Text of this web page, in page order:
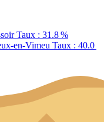
Taux : 31.8 %
en-Vimeu Taux : 40.0